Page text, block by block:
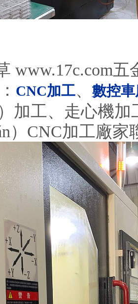
www.17c.com
CNC加工、 數控
）加工、走心機
）CNC加工廠家